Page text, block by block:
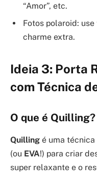
“Amor”, etc.
Fotos polaroid:
charme extra.
Ideia 3: Porta
com Técnica
O que é Quilling?
Quilling é uma
(ou EVA!) para criar
super relaxante e o